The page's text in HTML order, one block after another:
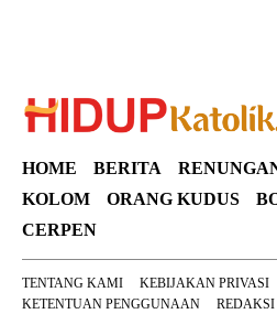
HOME BERITA
KOLOM
ORANG KUDUS
CERPEN
TENTANG KAMI
KEBIJAKAN PRIVASI
KETENTUAN PENGGUNAAN
REDAKSI